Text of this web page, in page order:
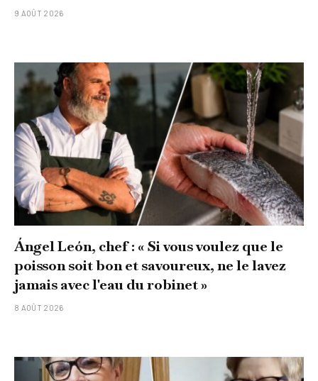
9 AOÛT 2026
Ángel León, chef : « Si vous voulez que le
poisson soit bon et savoureux, ne le lavez
jamais avec l'eau du robinet »
8 AOÛT 2026